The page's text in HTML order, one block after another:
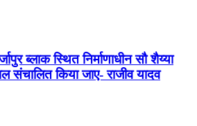
ब्लाक स्थित निर्माणाधीन सौ शैय्या
संचालित किया जाए- राजीव यादव